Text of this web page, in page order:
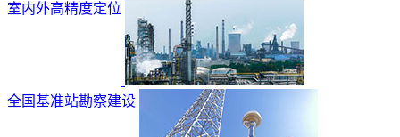
室内外高精度定位
全国基准站勘察建设